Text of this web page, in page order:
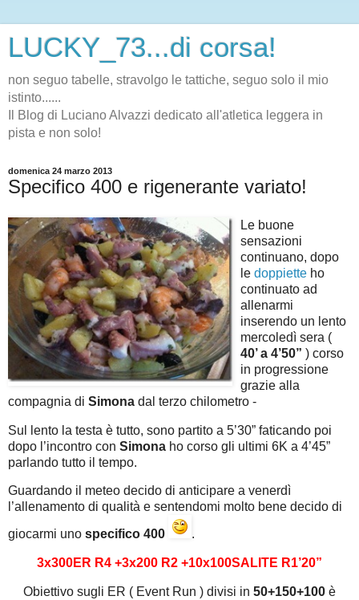
LUCKY_73...di corsa!
non seguo tabelle, stravolgo le tattiche, seguo solo il mio
istinto......
Il Blog di Luciano Alvazzi dedicato all'atletica leggera in
pista e non solo!
domenica 24 marzo 2013
Specifico 400 e rigenerante variato!
Le buone
sensazioni
continuano, dopo
le doppiette ho
continuato ad
allenarmi
inserendo un lento
mercoledì sera (
40’ a 4’50” ) corso
in progressione
grazie alla
compagnia di Simona dal terzo chilometro -
Sul lento la testa è tutto, sono partito a 5’30” faticando poi
dopo l’incontro con Simona ho corso gli ultimi 6K a 4’45”
parlando tutto il tempo.
Guardando il meteo decido di anticipare a venerdì
l’allenamento di qualità e sentendomi molto bene decido di
giocarmi uno specifico 400 .
3x300ER R4 +3x200 R2 +10x100SALITE R1’20”
Obiettivo sugli ER ( Event Run ) divisi in 50+150+100 è